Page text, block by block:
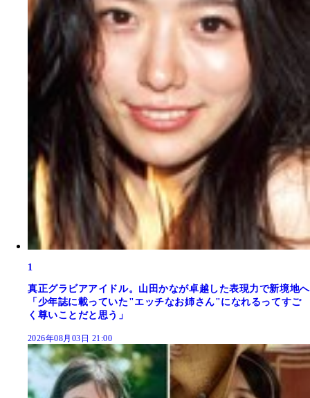
1
真正グラビアアイドル。山田かなが卓越した表現力で新境地へ
「少年誌に載っていた"エッチなお姉さん"になれるってすご
く尊いことだと思う」
2026年08月03日 21:00